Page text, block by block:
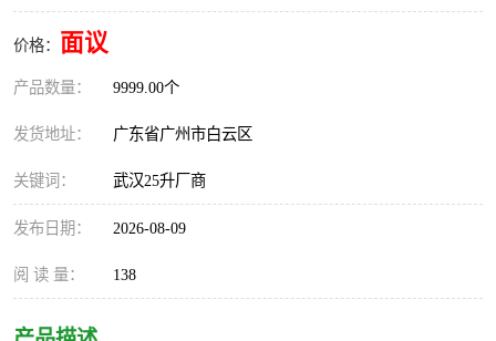
价格： 面议
产品数量： 9999.00个
发货地址： 广东省广州市白云区
关键词： 武汉25升厂商
发布日期： 2026-08-09
阅 读 量： 138